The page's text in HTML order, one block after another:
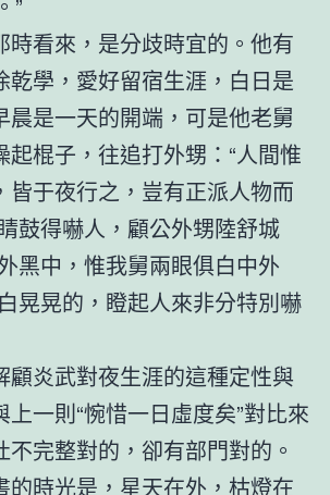
時看來，是分歧時宜的。他有
乾學，愛好留宿生涯，白日是
晨是一天的開端，可是他老舅
起棍子，往追打外甥：“人間惟
皆于夜行之，豈有正派人物而
鼓得嚇人，顧公外甥陸舒城
黑中，惟我舅兩眼俱白中外
晃晃的，瞪起人來非分特別嚇
顧炎武對夜生涯的這種定性與
一則“惋惜一日虛度矣”對比來
完整對的，卻有部門對的。
的時光是，星天在外，枯燈在